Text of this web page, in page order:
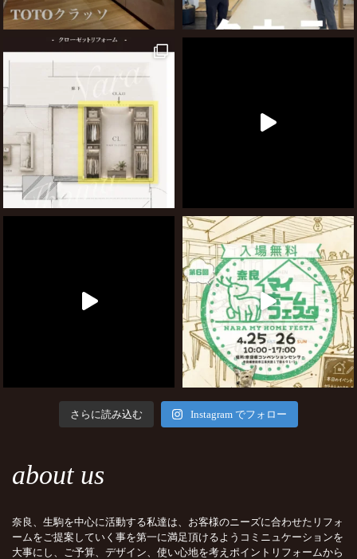
さらに読み込む Instagram でフォロー
about us
奈良、生駒を中心に活動する私達は、お客様のニーズに合わせたリフォ
ームをご提案していく事を第一に満足頂けるようコミニュケーションを
大事にし、ご予算、デザイン、使い心地を考えポイントリフォームから